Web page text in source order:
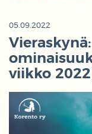
05.09.2022
viikko